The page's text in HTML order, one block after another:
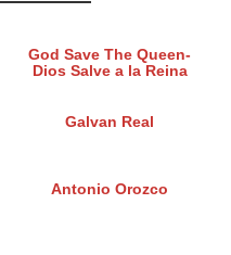
God Save The Queen-
Dios Salve a la Reina
Galvan Real
Antonio Orozco